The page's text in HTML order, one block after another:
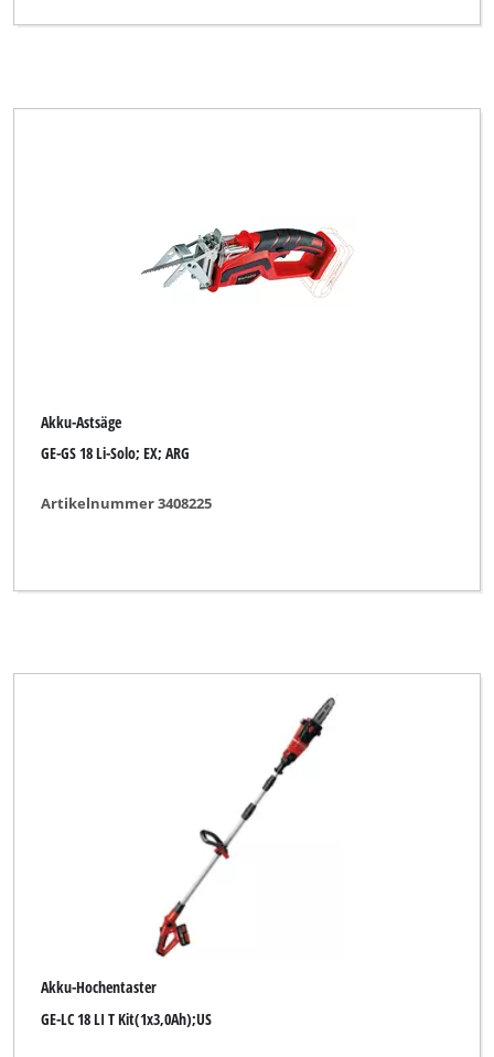
Akku-Astsäge
GE-GS 18 Li-Solo; EX; ARG
Artikelnummer 3408225
Akku-Hochentaster
GE-LC 18 LI T Kit(1x3,0Ah);US